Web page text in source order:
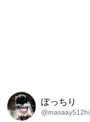
ぽっちり
@masaay512hi